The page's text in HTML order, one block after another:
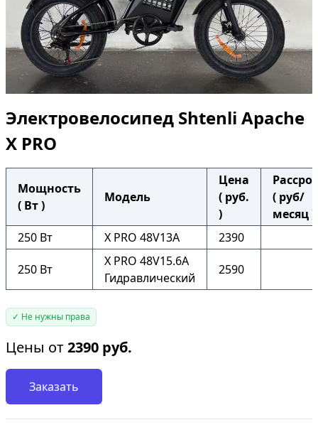
Электровелосипед Shtenli Apache
X PRO
Мощность
( Вт )
Модель
Цена
( руб.
)
( руб/
месяц )
250 Вт
X PRO 48V13A 2390
250 Вт
X PRO 48V15.6A
Гидравлический
2590
✓ Не нужны права
Цены от2390 руб.
Заказать